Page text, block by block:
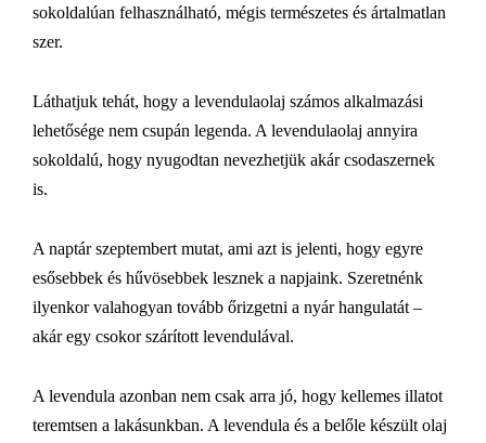
sokoldalúan felhasználható, mégis természetes és ártalmatlan
szer.
Láthatjuk tehát, hogy a levendulaolaj számos alkalmazási
lehetősége nem csupán legenda. A levendulaolaj annyira
sokoldalú, hogy nyugodtan nevezhetjük akár csodaszernek
is.
A naptár szeptembert mutat, ami azt is jelenti, hogy egyre
esősebbek és hűvösebbek lesznek a napjaink. Szeretnénk
ilyenkor valahogyan tovább őrizgetni a nyár hangulatát –
akár egy csokor szárított levendulával.
A levendula azonban nem csak arra jó, hogy kellemes illatot
teremtsen a lakásunkban. A levendula és a belőle készült olaj